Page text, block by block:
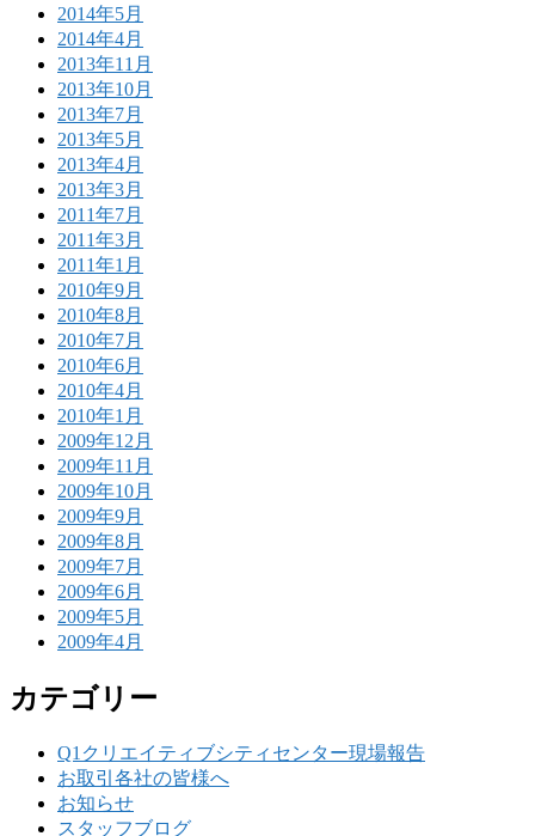
2014年5月
2014年4月
2013年11月
2013年10月
2013年7月
2013年5月
2013年4月
2013年3月
2011年7月
2011年3月
2011年1月
2010年9月
2010年8月
2010年7月
2010年6月
2010年4月
2010年1月
2009年12月
2009年11月
2009年10月
2009年9月
2009年8月
2009年7月
2009年6月
2009年5月
2009年4月
カテゴリー
Q1クリエイティブシティセンター現場報告
お取引各社の皆様へ
お知らせ
スタッフブログ